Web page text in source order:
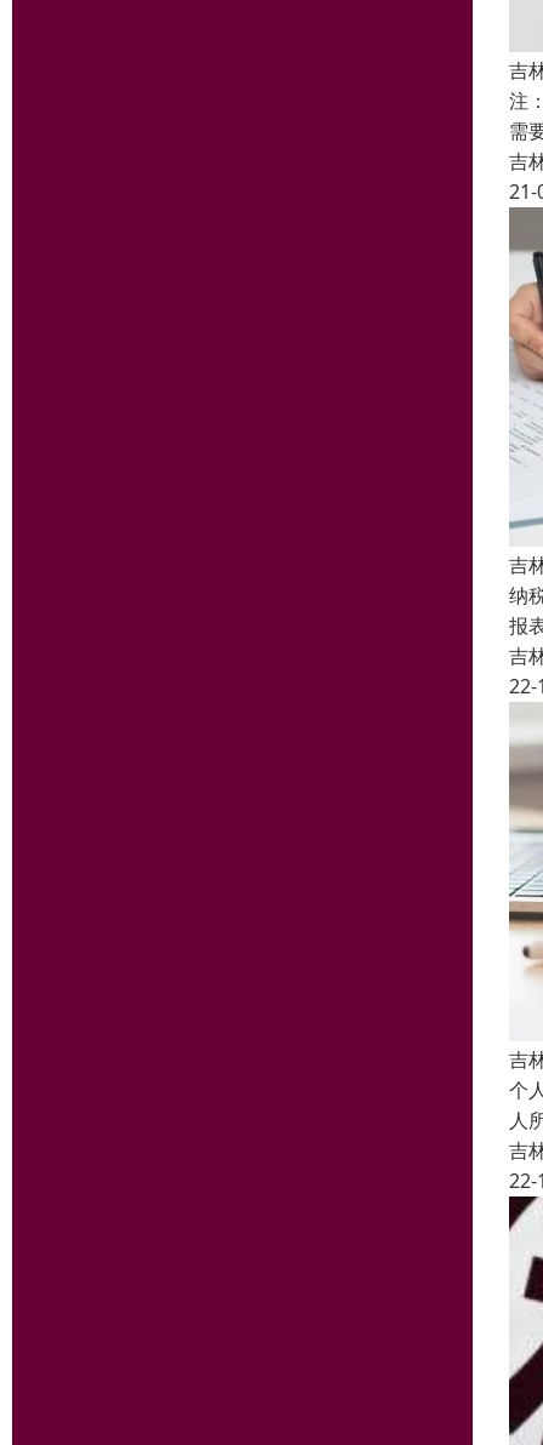
吉
注
需
吉
21-
吉
纳
报
吉
22-
吉
个
人
吉
22-